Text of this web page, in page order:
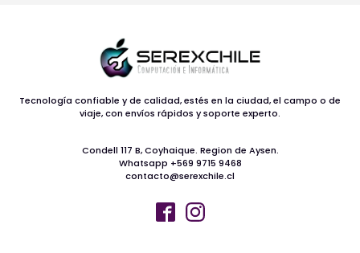
Tecnología confiable y de calidad, estés en la ciudad, el campo o de
viaje, con envíos rápidos y soporte experto.
Condell 117 B, Coyhaique. Region de Aysen.
Whatsapp +569 9715 9468
contacto@serexchile.cl